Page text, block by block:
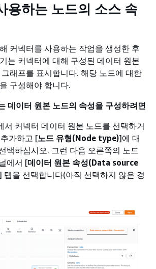
용하는 노드의 소스 속
커넥터를 사용하는 작업을 생성한 후
는 커넥터에 대해 구성된 데이터 원본
래프를 표시합니다. 해당 노드에 대한
구성해야 합니다.
데이터 원본 노드의 속성을 구성하려면
서 커넥터 데이터 원본 노드를 선택하거
가하고 [노드 유형(Node type)]에 대
택하십시오. 그런 다음 오른쪽의 노드
에서 [데이터 원본 속성(Data source
탭을 선택합니다(아직 선택하지 않은 경